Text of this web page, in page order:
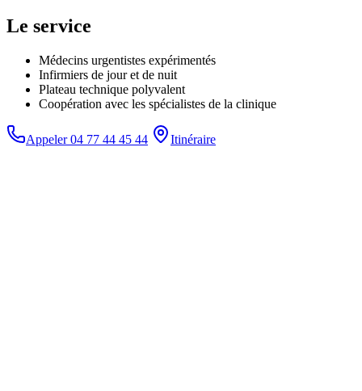
Le service
Médecins urgentistes expérimentés
Infirmiers de jour et de nuit
Plateau technique polyvalent
Coopération avec les spécialistes de la clinique
Appeler 04 77 44 45 44 Itinéraire